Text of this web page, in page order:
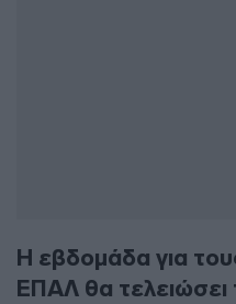
Η εβδομάδα για
ΕΠΑΛ θα